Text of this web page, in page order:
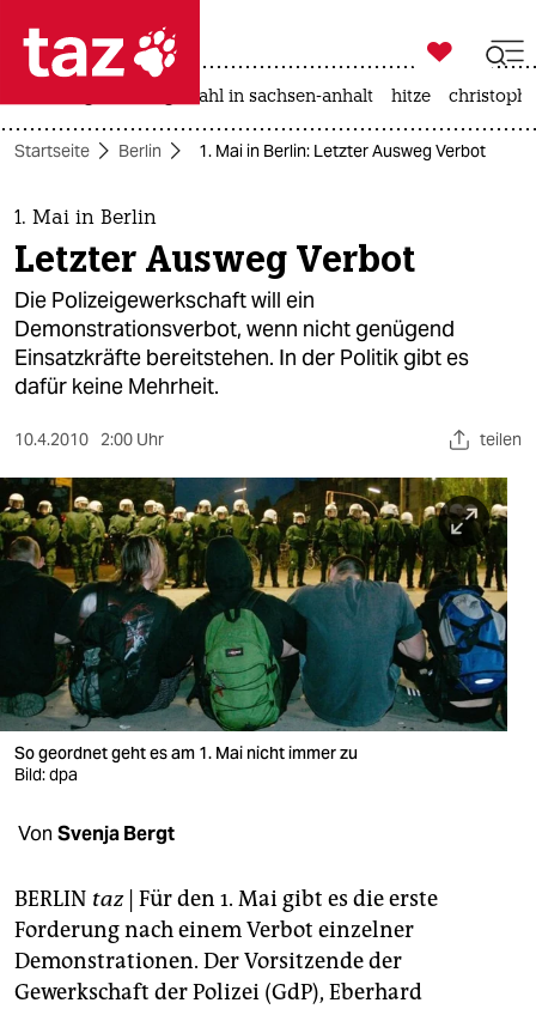
 taz zahl ich
taz zahl ich
themen
politik
öko
gesellschaft
kultur
sport
berlin
nord
wahrheit
verlag
verlag
shop
fragen & hilfe
unterstützen
abo

taz zahl ich
landtagswahl in sachsen-anhalt hitze
Startseite Berlin 1. Mai in Berlin: Letzter Ausweg Verbot
1. Mai in Berlin
Letzter Ausweg Verbot
Die Polizeigewerkschaft will ein
Demonstrationsverbot, wenn nicht genügend
Einsatzkräfte bereitstehen. In der Politik gibt es
dafür keine Mehrheit.
10.4.2010 2:00 Uhr teilen
So geordnet geht es am 1. Mai nicht immer zu
Bild: dpa
Von Svenja Bergt
BERLIN taz| Für den 1. Mai gibt es die erste
Forderung nach einem Verbot einzelner
Demonstrationen. Der Vorsitzende der
Gewerkschaft der Polizei (GdP), Eberhard